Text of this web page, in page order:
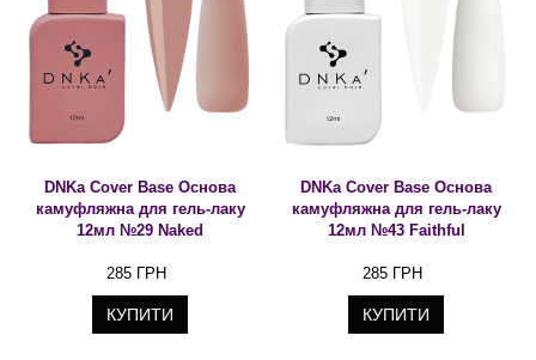
DNKa Cover Base Основа
камуфляжна для гель-лаку
12мл №29 Naked
285 ГРН
КУПИТИ
DNKa Cover Base Основа
камуфляжна для гель-лаку
12мл №43 Faithful
285 ГРН
КУПИТИ